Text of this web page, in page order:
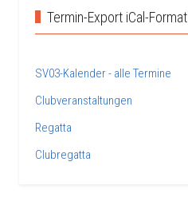
Termin-Export iCal-Format
SV03-Kalender - alle Termine
Clubveranstaltungen
Regatta
Clubregatta